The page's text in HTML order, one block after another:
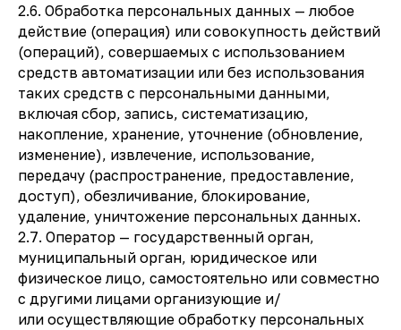
2.6. Обработка персональных данных — любое
действие (операция) или совокупность действий
(операций), совершаемых с использованием
средств автоматизации или без использования
таких средств с персональными данными,
включая сбор, запись, систематизацию,
накопление, хранение, уточнение (обновление,
изменение), извлечение, использование,
передачу (распространение, предоставление,
доступ), обезличивание, блокирование,
удаление, уничтожение персональных данных.
2.7. Оператор — государственный орган,
муниципальный орган, юридическое или
физическое лицо, самостоятельно или совместно
с другими лицами организующие и/
или осуществляющие обработку персональных